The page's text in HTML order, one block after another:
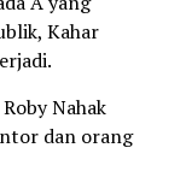
Kahar
Nahak
dan orang